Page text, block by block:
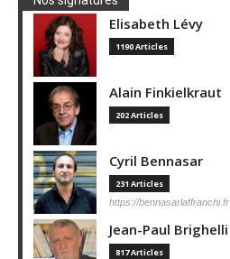
Elisabeth Lévy
1190 Articles
Alain Finkielkraut
202 Articles
Cyril Bennasar
231 Articles
https://bennasarlaffranchi.fr
Jean-Paul Brighelli
817 Articles